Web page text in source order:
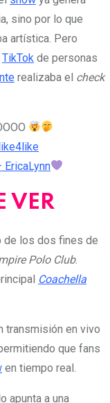
sino por lo que
artística. Pero
TikTok de personas
realizaba el check
VER
de los dos fines de
Polo Club.
Coachella
transmisión en vivo
que fans
en tiempo real.
apunta a una